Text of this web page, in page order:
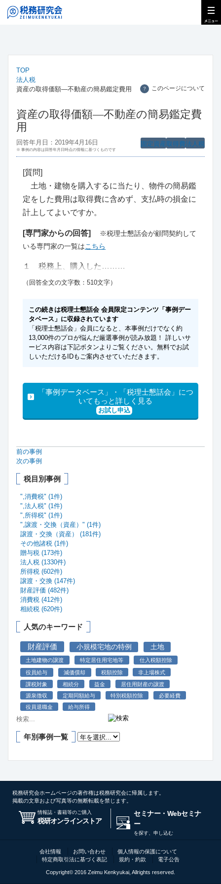
TOP
法人税
資産の取得価額―不動産の簡易鑑定費用
？ このページについて
資産の取得価額―不動産の簡易鑑定費
用
法人税
取得費
固定資産
回答年月日：2019年4月16日
※ 事例の内容は回答年月日時点の情報に基づくものです
[質問]
土地・建物を購入するに当たり、物件の簡易鑑
定をした費用は取得費に含めず、支払時の損金に
計上してよいですか。
[専門家からの回答]
※税理士懇話会が顧問契約して
いる専門家の一覧はこちら
１ 税務上、購入した………
（回答全文の文字数：510文字）
この続きは税理士懇話会 会員限定コンテンツ「事例デー
タベース」に収録されています
「税理士懇話会」会員になると、本事例だけでなく約
13,000件のプロが悩んだ厳選事例が読み放題！ 詳しいサ
ービス内容は下記ボタンよりご覧ください。無料でお試
しいただけるIDもご案内させていただきます。
「事例データベース」・「税理士懇話会」につ
いてもっと詳しく見る
お試し申込
前の事例
次の事例
税目別事例
",消費税" (1件)
",法人税" (1件)
",所得税" (1件)
",譲渡・交換（資産）" (1件)
譲渡・交換（資産） (181件)
その他諸税 (1件)
贈与税 (173件)
法人税 (1330件)
所得税 (602件)
譲渡・交換 (147件)
財産評価 (482件)
消費税 (412件)
相続税 (620件)
人気のキーワード
財産評価 小規模宅地の特例 土地
土地建物の譲渡 特定居住用宅地等 仕入税額控除
役員給与 減価償却 税額控除
非上場株式
課税対象
相続分 益金
居住用財産の譲渡
源泉徴収
定期同額給与 特別税額控除
必要経費
役員退職金
給与所得
年別事例一覧
税務研究会ホームページの著作権は税務研究会に帰属します。
掲載の文章および写真等の無断転載を禁じます。
情報誌・書籍等のご購入
税研オンラインストア
セミナー・Webセミナ
ー
を探す、申し込む
会社情報 お問い合わせ
個人情報の保護について
特定商取引法に基づく表記
規約・約款 電子公告
Copyright© 2016 Zeimu Kenkyukai, Allrights reserved.